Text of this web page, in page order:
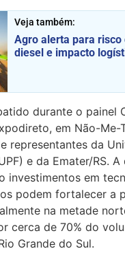
Veja também:
Agro alerta para risco
diesel e impacto
durante o painel
em Não-Me-
representantes da
e da Emater/RS. A
investimentos em
podem fortalecer a
na metade
cerca de 70% do
Grande do Sul.